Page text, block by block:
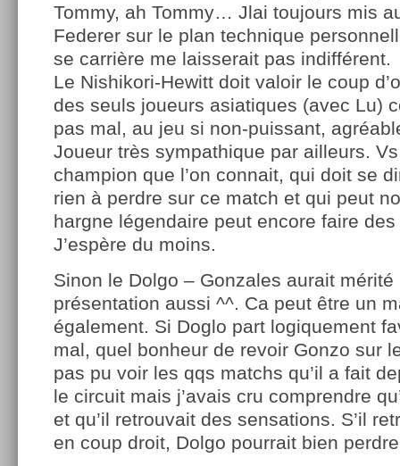
Tommy, ah Tommy… Jlai toujours mis
Federer sur le plan technique
se carrière me laisserait pas indifférent.
Le Nishikori-Hewitt doit valoir le coup
des seuls joueurs asiatiques (avec Lu)
pas mal, au jeu si non-puissant,
Joueur très sympathique par ailleurs.
champion que l’on connait, qui doit se
rien à perdre sur ce match et qui peut
hargne légendaire peut encore faire
J’espère du moins.
Sinon le Dolgo – Gonzales aurait mérité
présentation aussi ^^. Ca peut être un
également. Si Doglo part logiquement
mal, quel bonheur de revoir Gonzo sur
pas pu voir les qqs matchs qu’il a fait
le circuit mais j’avais cru comprendre
et qu’il retrouvait des sensations. S’il
en coup droit, Dolgo pourrait bien